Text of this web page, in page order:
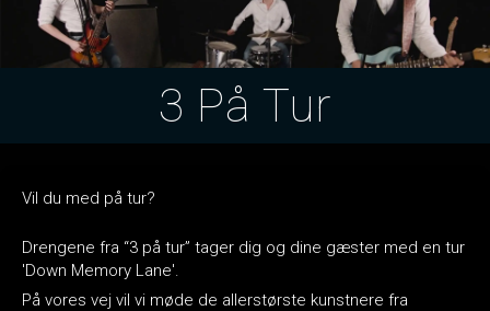
3 På Tur
Vil du med på tur?
Drengene fra “3 på tur” tager dig og dine gæster med en tur
'Down Memory Lane'.
På vores vej vil vi møde de allerstørste kunstnere fra